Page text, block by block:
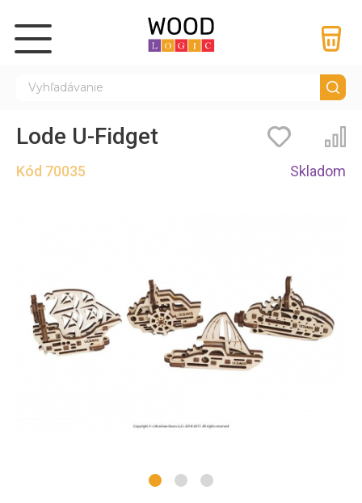
Kód 70035
Lode U-Fidget
Skladom
Záložky